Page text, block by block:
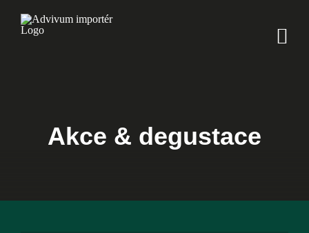
Akce & degustace